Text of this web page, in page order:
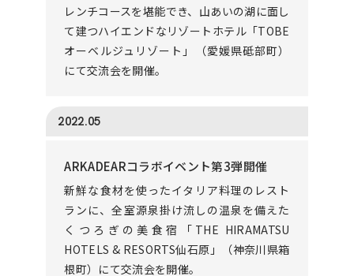
レンチコースを堪能でき、山あいの湖に面し
て建つハイエンドなリゾートホテル「TOBE
オーベルジュリゾート」（愛媛県砥部町）
にて交流会を開催。
2022.05
ARKADEARコラボイベント第3弾開催
新鮮な食材を使ったイタリア料理のレスト
ランに、全室源泉掛け流しの温泉を備えた
くつろぎの美食宿「THE HIRAMATSU
HOTELS & RESORTS仙石原」（神奈川県箱
根町）にて交流会を開催。